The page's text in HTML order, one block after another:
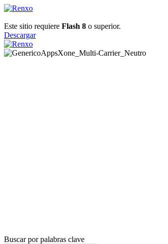
Este sitio requiere Flash 8 o superior.
Descargar
Buscar por palabras clave